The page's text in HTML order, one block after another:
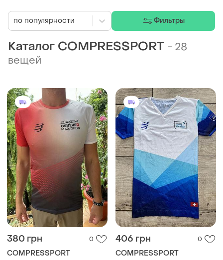
Каталог COMPRESSPORT - 28
вещей
380 грн 0
COMPRESSPORT
406 грн 0
COMPRESSPORT
по популярности Фильтры